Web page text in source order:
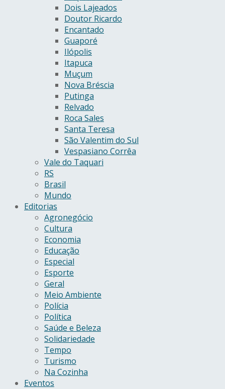
Dois Lajeados
Doutor Ricardo
Encantado
Guaporé
Ilópolis
Itapuca
Muçum
Nova Bréscia
Putinga
Relvado
Roca Sales
Santa Teresa
São Valentim do Sul
Vespasiano Corrêa
Vale do Taquari
RS
Brasil
Mundo
Editorias
Agronegócio
Cultura
Economia
Educação
Especial
Esporte
Geral
Meio Ambiente
Polícia
Política
Saúde e Beleza
Solidariedade
Tempo
Turismo
Na Cozinha
Eventos